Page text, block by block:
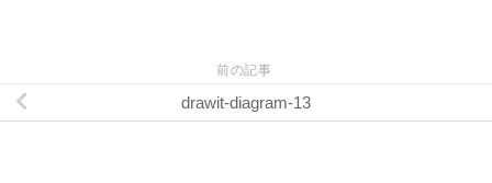
前の記事
drawit-diagram-13